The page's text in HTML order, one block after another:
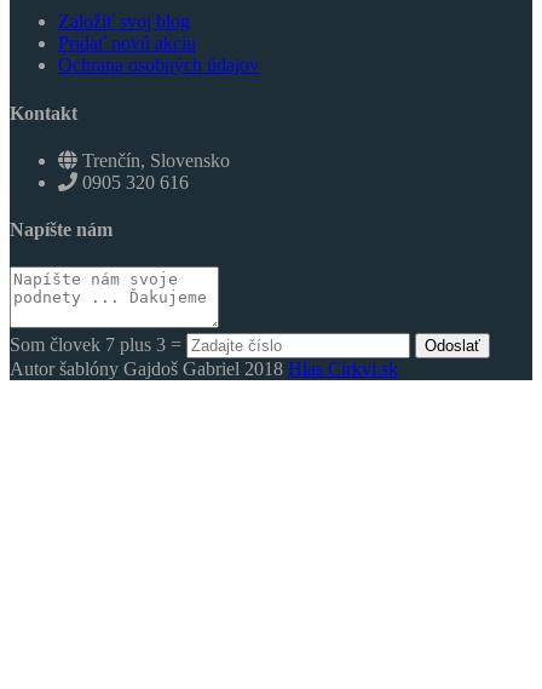
Založiť svoj blog
Pridať novú akciu
Ochrana osobných údajov
Kontakt
Trenčín, Slovensko
0905 320 616
Napíšte nám
Som človek 7 plus 3 = Odoslať
Autor šablóny Gajdoš Gabriel 2018 Hlas Cirkvi.sk